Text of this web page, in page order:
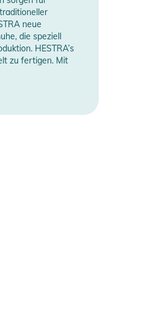
neue
die speziell
HESTRA’s
zu fertigen. Mit